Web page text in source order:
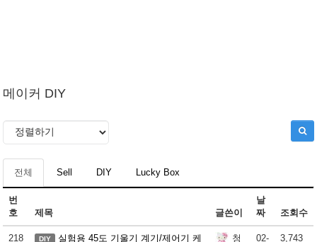
메이커 DIY
전체 Sell DIY Lucky Box
번
호
제목 글쓴이
날
짜
조회수
218 DIY
실험용 45도 기울기 계기/제어기 케
청
02-
3,743